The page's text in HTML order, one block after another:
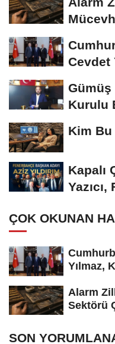
Cevdet
Gümüş
Kurulu
Kim Bu
Kapalı
ÇOK OKUNAN
Yılmaz,
Alarm
Sektörü
SON